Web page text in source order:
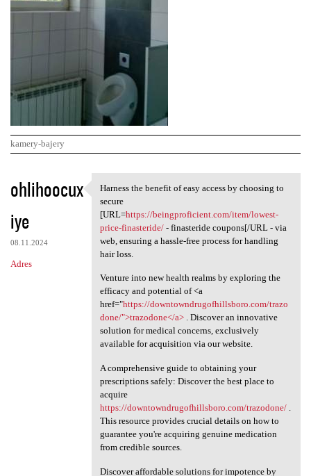
kamery-bajery
K
o
m
e
n
ohlihoocux
iye
08.11.2024
Adres
Harness the benefit of easy
Harness the benefit of easy access by choosing to
secure
[URL=https://beingproficient.com/item/lowest-
price-finasteride/- finasteride coupons[/URL - via
web, ensuring a hassle-free process for handling
hair loss.
Venture into new health realms by exploring the
efficacy and potential of <a
href="https://downtowndrugofhillsboro.com/trazo
done/">trazodone</a>. Discover an innovative
solution for medical concerns, exclusively
available for acquisition via our website.
A comprehensive guide to obtaining your
prescriptions safely: Discover the best place to
acquire
https://downtowndrugofhillsboro.com/trazodone/.
This resource provides crucial details on how to
guarantee you're acquiring genuine medication
from credible sources.
Discover affordable solutions for impotence by